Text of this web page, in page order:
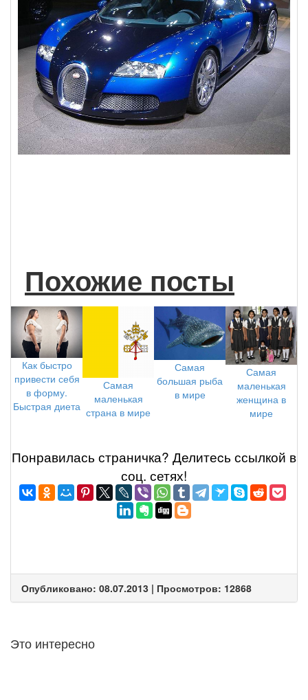
Похожие посты
Как быстро
привести себя
в форму.
Быстрая диета
Самая
маленькая
страна в мире
Самая
большая рыба
в мире
Самая
маленькая
женщина в
мире
Понравилась страничка? Делитеcь ссылкой в
соц. сетях!
Опубликовано: 08.07.2013 | Просмотров: 12868
Это интересно